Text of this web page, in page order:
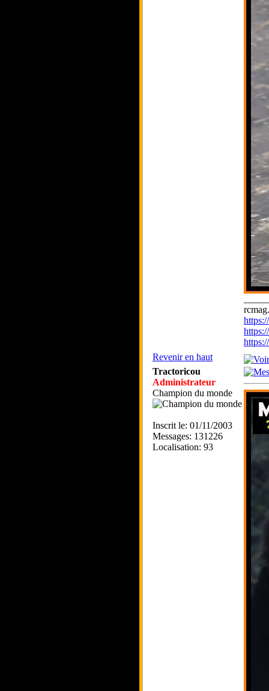
Revenir en haut
Tractoricou
Administrateur
Champion du monde
Inscrit le: 01/11/2003
Messages: 131226
Localisation: 93